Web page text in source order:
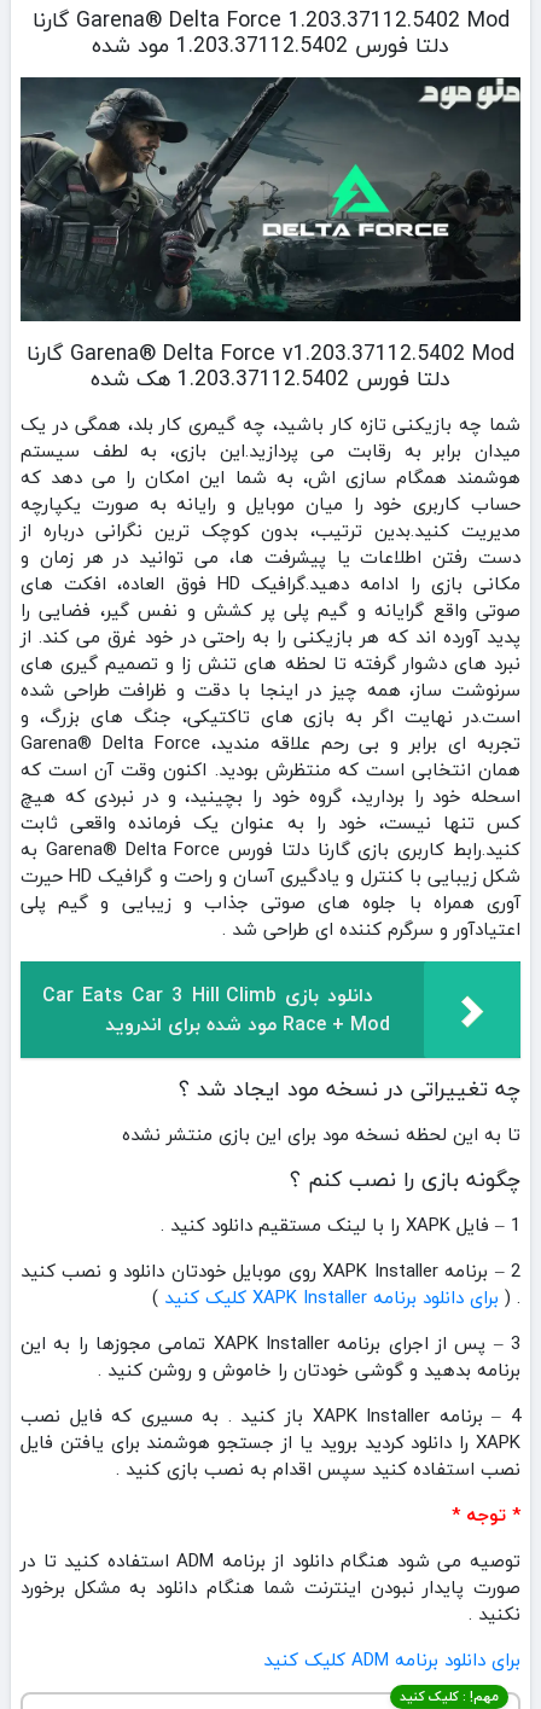
Garena® Delta Force 1.203.37112.5402 Mod گارنا
دلتا فورس 1.203.37112.5402 مود شده
Garena® Delta Force v1.203.37112.5402 Mod گارنا
دلتا فورس 1.203.37112.5402 هک شده
شما چه بازیکنی تازه‌ کار باشید، چه گیمری کار بلد، همگی در یک
میدان برابر به رقابت می‌ پردازید.این بازی، به لطف سیستم
هوشمند همگام‌ سازی اش، به شما این امکان را می‌ دهد که
حساب کاربری خود را میان موبایل و رایانه به‌ صورت یکپارچه
مدیریت کنید.بدین ترتیب، بدون کوچک‌ ترین نگرانی درباره از
دست رفتن اطلاعات یا پیشرفت‌ ها، می‌ توانید در هر زمان و
مکانی بازی را ادامه دهید.گرافیک HD فوق‌ العاده، افکت‌ های
صوتی واقع‌ گرایانه و گیم‌ پلی پر کشش و نفس‌ گیر، فضایی را
پدید آورده‌ اند که هر بازیکنی را به‌ راحتی در خود غرق می‌ کند. از
نبرد های دشوار گرفته تا لحظه‌ های تنش‌ زا و تصمیم‌ گیری‌ های
سرنوشت‌ ساز، همه چیز در اینجا با دقت و ظرافت طراحی شده
است.در نهایت اگر به بازی‌ های تاکتیکی، جنگ‌ های بزرگ، و
تجربه‌ ای برابر و بی‌ رحم علاقه‌ مندید، Garena® Delta Force
همان انتخابی است که منتظرش بودید. اکنون وقت آن است که
اسحله خود را بردارید، گروه خود را بچینید، و در نبردی که هیچ‌
کس تنها نیست، خود را به‌ عنوان یک فرمانده واقعی ثابت
کنید.رابط کاربری بازی گارنا دلتا فورس Garena® Delta Force به
شکل زیبایی با کنترل و یادگیری آسان و راحت و گرافیک HD حیرت
آوری همراه با جلوه های صوتی جذاب و زیبایی و گیم پلی
اعتیادآور و سرگرم کننده ای طراحی شد .
دانلود بازی Car Eats Car 3 Hill Climb
Race + Mod مود شده برای اندروید
چه تغییراتی در نسخه مود ایجاد شد ؟
تا به این لحظه نسخه مود برای این بازی منتشر نشده
چگونه بازی را نصب کنم ؟
1 – فایل XAPK را با لینک مستقیم دانلود کنید .
2 – برنامه XAPK Installer روی موبایل خودتان دانلود و نصب کنید
. ( برای دانلود برنامه XAPK Installer کلیک کنید
)
3 – پس از اجرای برنامه XAPK Installer تمامی مجوزها را به این
برنامه بدهید و گوشی خودتان را خاموش و روشن کنید .
4 – برنامه XAPK Installer باز کنید . به مسیری که فایل نصب
XAPK را دانلود کردید بروید یا از جستجو هوشمند برای یافتن فایل
نصب استفاده کنید سپس اقدام به نصب بازی کنید .
* توجه *
توصیه می شود هنگام دانلود از برنامه ADM استفاده کنید تا در
صورت پایدار نبودن اینترنت شما هنگام دانلود به مشکل برخورد
نکنید .
برای دانلود برنامه ADM کلیک کنید
مهم! : کلیک کنید